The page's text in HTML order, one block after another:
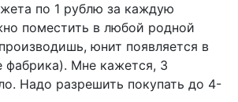
по 1 рублю за каждую
поместить в любой родной
юнит появляется в
фабрика). Мне кажется, 3
Надо разрешить покупать до 4-